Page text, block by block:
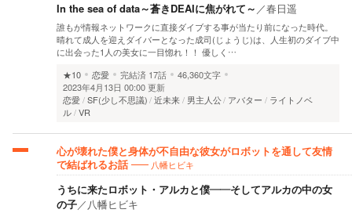
In the sea of data～蒼きDEAIに焦がれて～ ／春日遥
誰もが情報ネットワークに直接ダイブする事が当たり前になった時代。
晴れて成人を迎えダイバーとなった成司(じょうじ)は、人生初のダイブ中
に出会った1人の美女に一目惚れ！！ 優しく…
★10
恋愛 完結済 17話
46,360文字
2023年4月13日 00:00 更新
恋愛 SF(少し不思議) 近未来 男主人公 アバター
ライトノベ
ル VR
心が壊れた僕と身体が不自由な彼女がロボットを通して友情
で結ばれるお話
八幡ヒビキ
うちに来たロボット・アルカと僕――そしてアルカの中の女
の子／八幡ヒビキ